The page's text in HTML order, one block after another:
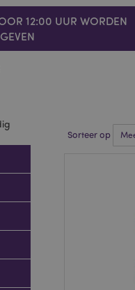
12:00 UUR WORDEN
Sorteer op